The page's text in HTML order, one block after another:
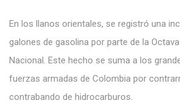
En los llanos orientales, se registró una
galones de gasolina por parte de la
Nacional. Este hecho se suma a los
fuerzas armadas de Colombia por
contrabando de hidrocarburos.